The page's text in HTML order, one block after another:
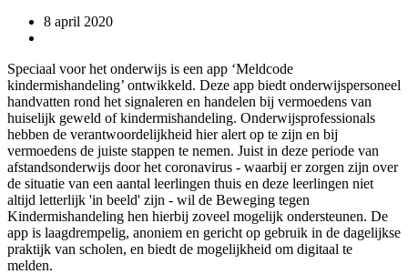
8 april 2020
Speciaal voor het onderwijs is een app ‘Meldcode
kindermishandeling’ ontwikkeld. Deze app biedt onderwijspersoneel
handvatten rond het signaleren en handelen bij vermoedens van
huiselijk geweld of kindermishandeling. Onderwijsprofessionals
hebben de verantwoordelijkheid hier alert op te zijn en bij
vermoedens de juiste stappen te nemen. Juist in deze periode van
afstandsonderwijs door het coronavirus - waarbij er zorgen zijn over
de situatie van een aantal leerlingen thuis en deze leerlingen niet
altijd letterlijk 'in beeld' zijn - wil de Beweging tegen
Kindermishandeling hen hierbij zoveel mogelijk ondersteunen. De
app is laagdrempelig, anoniem en gericht op gebruik in de dagelijkse
praktijk van scholen, en biedt de mogelijkheid om digitaal te
melden.